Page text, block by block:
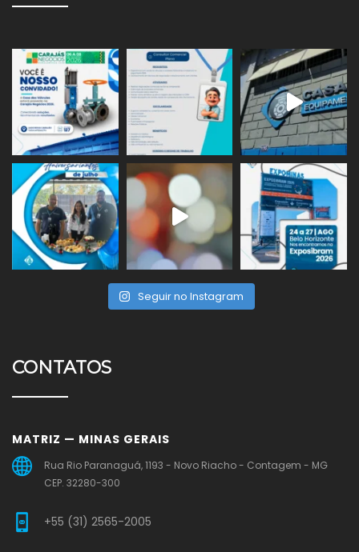
Seguir no Instagram
CONTATOS
MATRIZ — MINAS GERAIS
Rua Rio Paranaguá, 1193 - Novo Riacho - Contagem - MG
CEP. 32280-300
+55 (31) 2565-2005